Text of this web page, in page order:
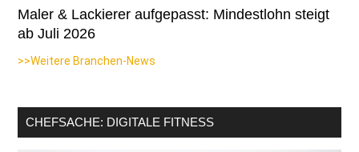
Maler & Lackierer aufgepasst: Mindestlohn steigt
ab Juli 2026
>>Weitere Branchen-News
CHEFSACHE: DIGITALE FITNESS